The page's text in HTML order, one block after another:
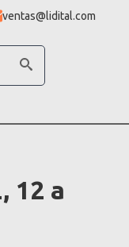
ventas@lidital.com
12 a